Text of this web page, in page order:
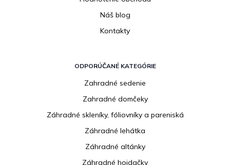
Náš blog
Kontakty
ODPORÚČANÉ KATEGÓRIE
Zahradné sedenie
Zahradné domčeky
Záhradné skleníky, fóliovníky a pareniská
Záhradné lehátka
Záhradné altánky
Záhradné hojdačky